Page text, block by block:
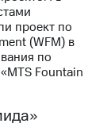
проект по
(WFM) в
по
Fountain